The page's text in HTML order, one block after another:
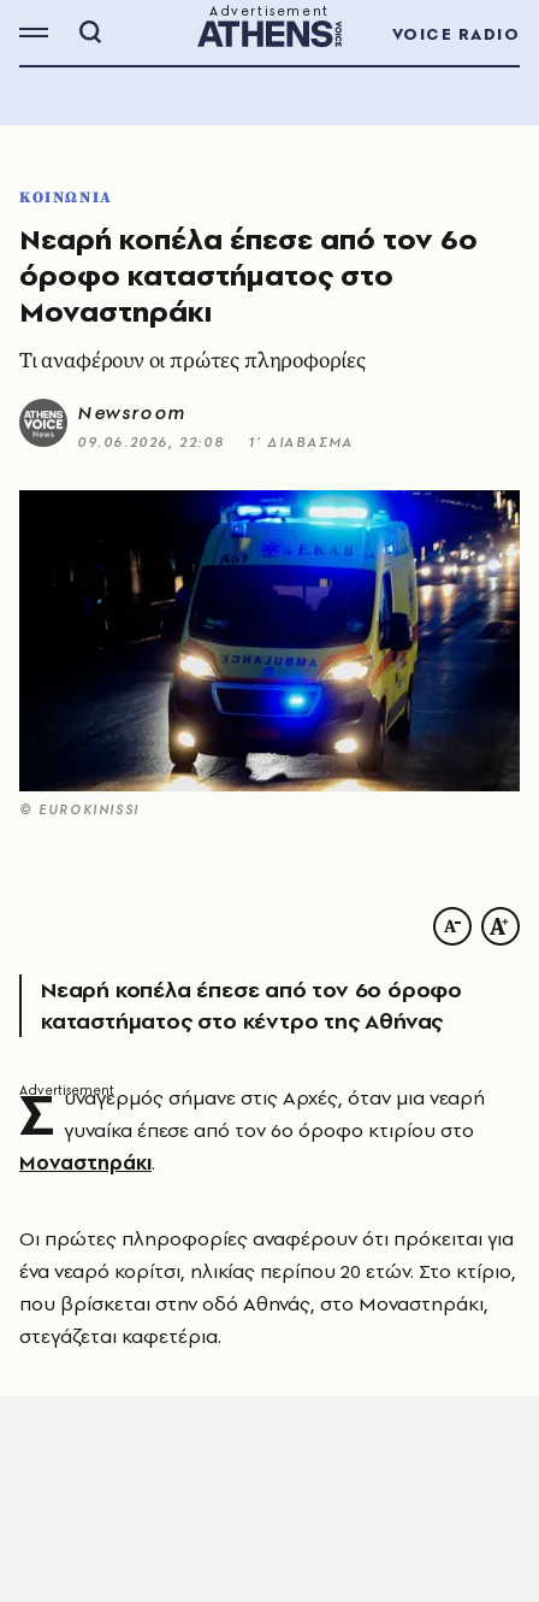
VOICE RADIO
ΚΟΙΝΩΝΙΑ
Νεαρή κοπέλα έπεσε από τον 6ο
όροφο καταστήματος στο
Μοναστηράκι
Τι αναφέρουν οι πρώτες πληροφορίες
Newsroom
09.06.2026, 22:08 1’ ΔΙΑΒΑΣΜΑ
© EUROKINISSI
Νεαρή κοπέλα έπεσε από τον 6ο όροφο
καταστήματος στο κέντρο της Αθήνας
Σ υναγερμός σήμανε στις Αρχές, όταν μια νεαρή
γυναίκα έπεσε από τον 6ο όροφο κτιρίου στο
Μοναστηράκι.
Οι πρώτες πληροφορίες αναφέρουν ότι πρόκειται για
ένα νεαρό κορίτσι, ηλικίας περίπου 20 ετών. Στο κτίριο,
που βρίσκεται στην οδό Αθηνάς, στο Μοναστηράκι,
στεγάζεται καφετέρια.